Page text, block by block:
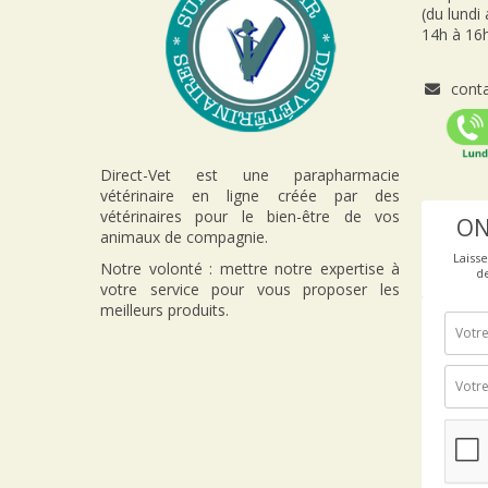
Chiens Large(1) Taille 2 Bleu
Taille 1 - 46x36cm
Taille 2 - 66x51cm
(1)
Taille 4 - 127x76cm
Petit modèle
(1)
Chiens X-Small
(1)
Taille S (1)
Taille L(1) Taille S (1)
Taille L(1)
Direct-Vet est une parapharmacie
vétérinaire en ligne créée par des
vétérinaires pour le bien-être de vos
animaux de compagnie.
Notre volonté : mettre notre expertise à
votre service pour vous proposer les
meilleurs produits.
(du lundi
14h à